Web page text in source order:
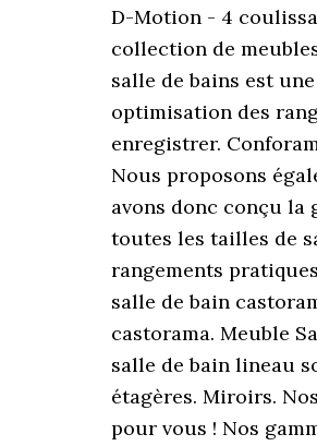
D-Motion - 4
collection de
salle de bains est
optimisation des
enregistrer.
Nous proposons
avons donc conçu la
toutes les tailles de
rangements
salle de bain
castorama. Meuble
salle de bain lineau
étagères. Miroirs.
pour vous ! Nos